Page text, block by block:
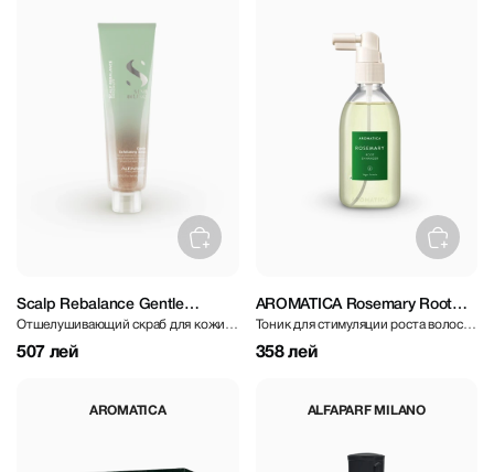
Scalp Rebalance Gentle
Exfoliating Scrub 150 ml
Отшелушивающий скраб для кожи
головы
507 лей
AROMATICA Rosemary Root
Enhancer 100 ml
Тоник для стимуляции роста волос с
розмарином и женьшенем
358 лей
AROMATICA ALFAPARF MILANO